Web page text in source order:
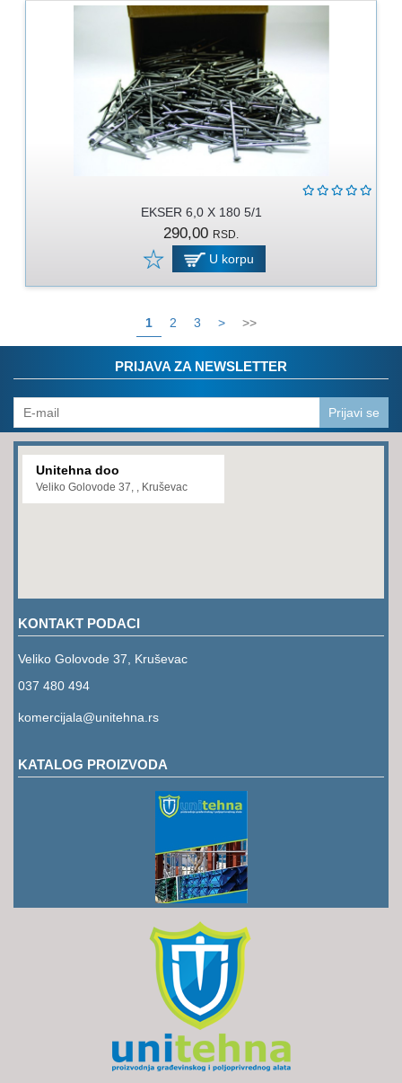
EKSER 6,0 X 180 5/1
290,00 RSD.
U korpu
1 2 3 > >>
PRIJAVA ZA NEWSLETTER
Prijavi se
Unitehna doo
Veliko Golovode 37, , Kruševac
KONTAKT PODACI
Veliko Golovode 37, Kruševac
037 480 494
komercijala@unitehna.rs
KATALOG PROIZVODA